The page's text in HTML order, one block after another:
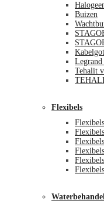
Buizen
Legrand
Tehalit
Flexibels